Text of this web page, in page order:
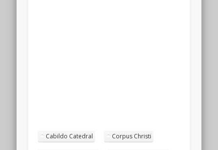
Cabildo Catedral Corpus Christi